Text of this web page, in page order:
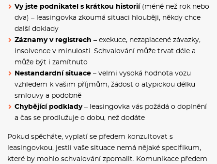
Vy jste podnikatel s krátkou historií (méně než rok nebo
dva) – leasingovka zkoumá situaci hlouběji, někdy chce
další doklady
Záznamy v registrech – exekuce, nezaplacené závazky,
insolvence v minulosti. Schvalování může trvat déle a
může být i zamítnuto
Nestandardní situace – velmi vysoká hodnota vozu
vzhledem k vašim příjmům, žádost o atypickou délku
smlouvy a podobně
Chybějící podklady– leasingovka vás požádá o doplnění
a čas se prodlužuje o dobu, než dodáte
Pokud spěcháte, vyplatí se předem konzultovat s
leasingovkou, jestli vaše situace nemá nějaké specifikum,
které by mohlo schvalování zpomalit. Komunikace předem